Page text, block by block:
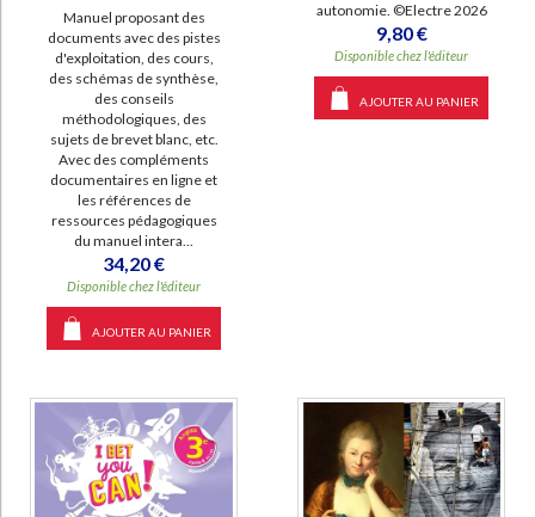
Manuel proposant des
documents avec des pistes
d'exploitation, des cours,
des schémas de synthèse,
des conseils
méthodologiques, des
sujets de brevet blanc, etc.
Avec des compléments
documentaires en ligne et
les références de
ressources pédagogiques
du manuel intera...
34,20 €
Disponible chez l'éditeur
AJOUTER AU PANIER
autonomie. ©Electre 2026
9,80 €
Disponible chez l'éditeur
AJOUTER AU PANIER